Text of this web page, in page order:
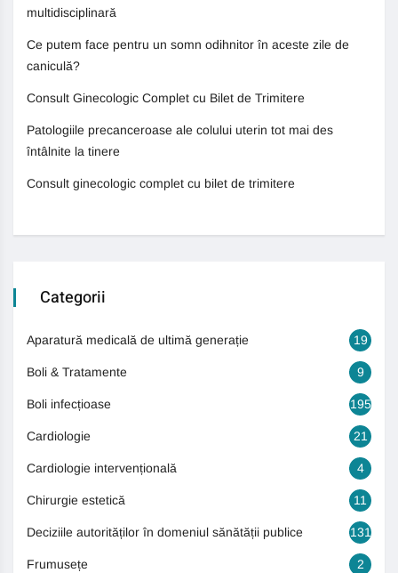
multidisciplinară
Ce putem face pentru un somn odihnitor în aceste zile de
caniculă?
Consult Ginecologic Complet cu Bilet de Trimitere
Patologiile precanceroase ale colului uterin tot mai des
întâlnite la tinere
Consult ginecologic complet cu bilet de trimitere
Categorii
Aparatură medicală de ultimă generație 19
Boli & Tratamente 9
Boli infecțioase 195
Cardiologie 21
Cardiologie intervențională 4
Chirurgie estetică 11
Deciziile autorităților în domeniul sănătății publice 131
Frumusețe 2